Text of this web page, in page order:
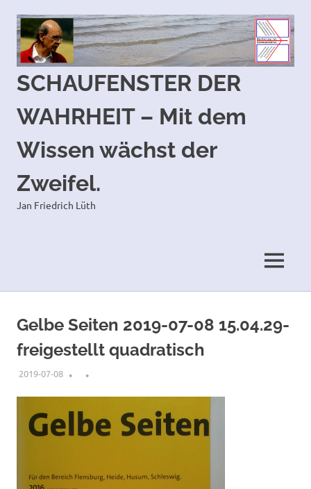
springen
SCHAUFENSTER DER
WAHRHEIT – Mit dem
Wissen wächst der
Zweifel.
Jan Friedrich Lüth
MENÜ
Gelbe Seiten 2019-07-08 15.04.29-
freigestellt quadratisch
2019-07-08